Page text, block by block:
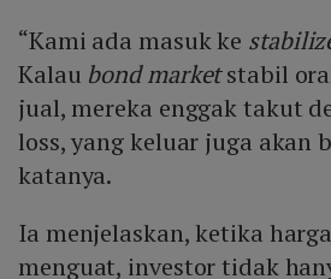
“Kami ada masuk ke
Kalau bond marketstabil
jual, mereka enggak takut
loss, yang keluar juga akan
katanya.
Ia menjelaskan, ketika
menguat, investor tidak